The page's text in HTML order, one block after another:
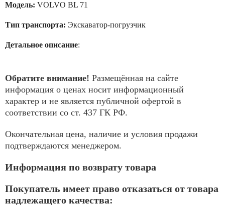
Модель: VOLVO BL 71
Тип транспорта: Экскаватор-погрузчик
Детальное описание:
Обратите внимание! Размещённая на сайте
информация о ценах носит информационный
характер и не является публичной офертой в
соответствии со ст. 437 ГК РФ.
Окончательная цена, наличие и условия продажи
подтверждаются менеджером.
Информация по возврату товара
Покупатель имеет право отказаться от товара
надлежащего качества: